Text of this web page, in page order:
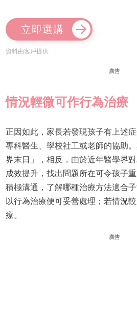
立即選購
資料由客戶提供
廣告
情況輕微可作行為治療
正因如此，家長若發現孩子有上述
專科醫生、學校社工或老師的協助
界末日」，相反，由於近年醫學界
成效提升，找出問題所在可令孩子
積極溝通，了解哪種治療方法適合
以行為治療便可妥善處理；若情況
療。
廣告